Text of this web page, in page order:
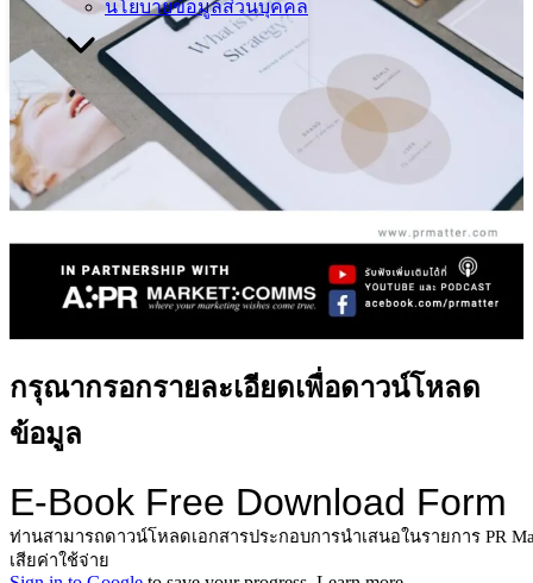
นโยบายข้อมูลส่วนบุคคล
กรุณากรอกรายละเอียดเพื่อดาวน์โหลด
ข้อมูล